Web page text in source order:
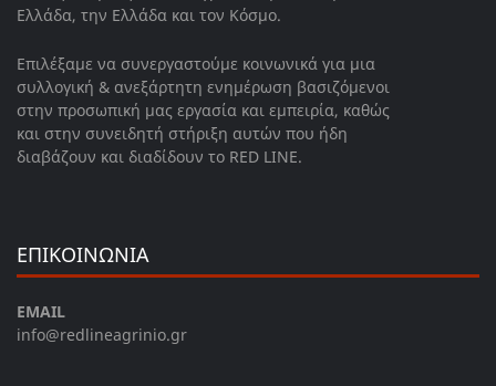
Ελλάδα, την Ελλάδα και τον Κόσμο.
Επιλέξαμε να συνεργαστούμε κοινωνικά για μια
συλλογική & ανεξάρτητη ενημέρωση βασιζόμενοι
στην προσωπική μας εργασία και εμπειρία, καθώς
και στην συνειδητή στήριξη αυτών που ήδη
διαβάζουν και διαδίδουν το RED LINE.
ΕΠΙΚΟΙΝΩΝΙΑ
EMAIL
info@redlineagrinio.gr